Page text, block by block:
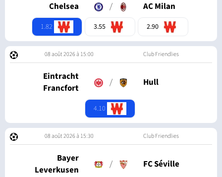
Chelsea / AC Milan
1.82 3.55 2.90
08 août 2026 à 15:00 Club Friendlies
Eintracht
Francfort
/ Hull
4.10
08 août 2026 à 15:30 Club Friendlies
Bayer
Leverkusen
/ FC Séville